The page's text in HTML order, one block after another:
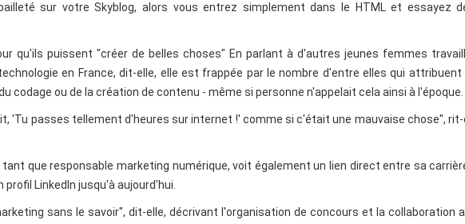
sur votre Skyblog, alors vous entrez simplement dans le HTML et essayez
qu'ils puissent "créer de belles choses" En parlant à d'autres jeunes femmes
en France, dit-elle, elle est frappée par le nombre d'entre elles qui attribuent
codage ou de la création de contenu - même si personne n'appelait cela ainsi à l'époque.
'Tu passes tellement d'heures sur internet !' comme si c'était une mauvaise chose", rit-
que responsable marketing numérique, voit également un lien direct entre sa
LinkedIn jusqu'à aujourd'hui.
sans le savoir", dit-elle, décrivant l'organisation de concours et la collaboration